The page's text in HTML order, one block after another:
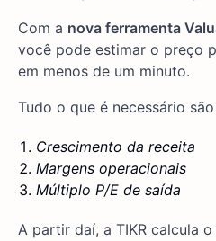
Com a nova ferramenta
você pode estimar o preço
em menos de um minuto.
Tudo o que é necessário
Crescimento da receita
Margens operacionais
Múltiplo P/E de saída
A partir daí, a TIKR calcula